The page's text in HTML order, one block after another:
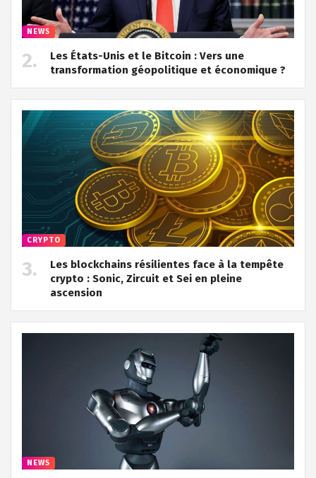
NEWS
Les États-Unis et le Bitcoin : Vers une
transformation géopolitique et économique ?
CRYPTO
Les blockchains résilientes face à la tempête
crypto : Sonic, Zircuit et Sei en pleine
ascension
NEWS